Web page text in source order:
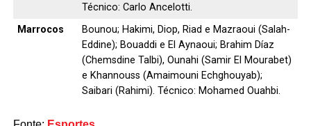
Técnico: Carlo Ancelotti.
Marrocos
Bounou; Hakimi, Diop, Riad e Mazraoui (Salah-
Eddine); Bouaddi e El Aynaoui; Brahim Díaz
(Chemsdine Talbi), Ounahi (Samir El Mourabet)
e Khannouss (Amaimouni Echghouyab);
Saibari (Rahimi). Técnico: Mohamed Ouahbi.